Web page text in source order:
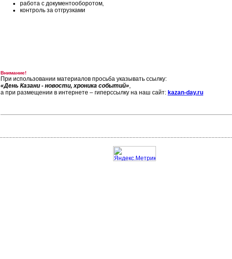
работа с документооборотом‚
контроль за отгрузками
Внимание!
При использовании материалов просьба указывать ссылку:
«День Казани - новости, хроника событий»,
а при размещении в интернете – гиперссылку на наш сайт: kazan-day.ru